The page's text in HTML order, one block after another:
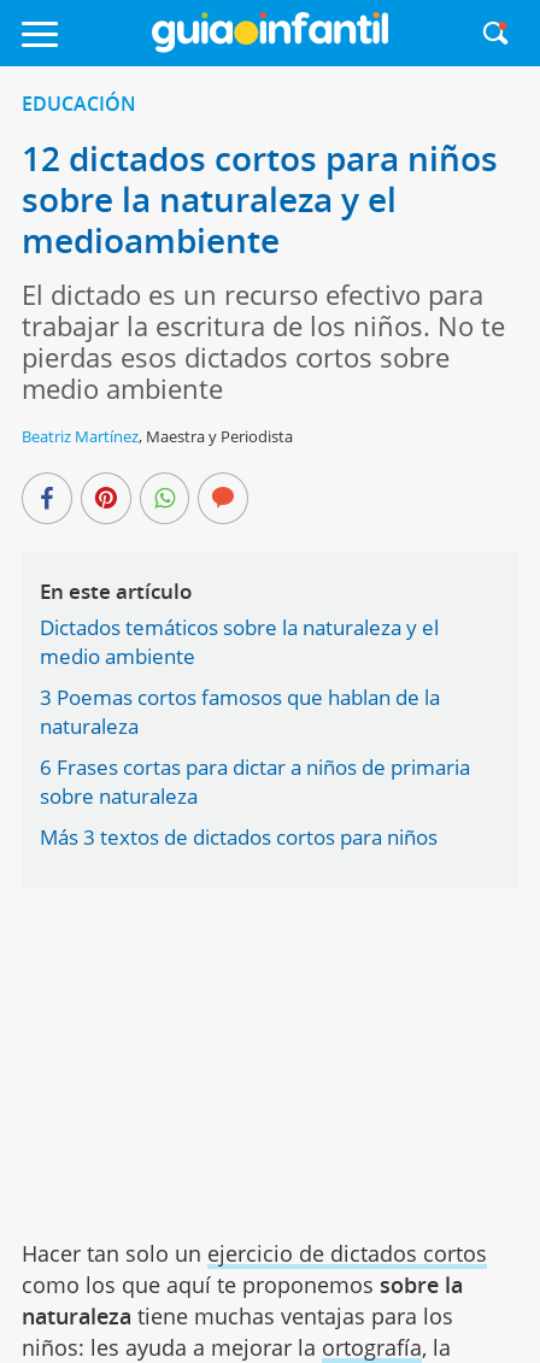
EDUCACIÓN
12 dictados cortos para niños
sobre la naturaleza y el
medioambiente
El dictado es un recurso efectivo para
trabajar la escritura de los niños. No te
pierdas esos dictados cortos sobre
medio ambiente
Beatriz Martínez, Maestra y Periodista
En este artículo
Dictados temáticos sobre la naturaleza y el
medio ambiente
3 Poemas cortos famosos que hablan de la
naturaleza
6 Frases cortas para dictar a niños de primaria
sobre naturaleza
Más 3 textos de dictados cortos para niños
Hacer tan solo un ejercicio de dictados cortos
como los que aquí te proponemos sobre la
naturaleza tiene muchas ventajas para los
niños: les ayuda a mejorar la ortografía, la